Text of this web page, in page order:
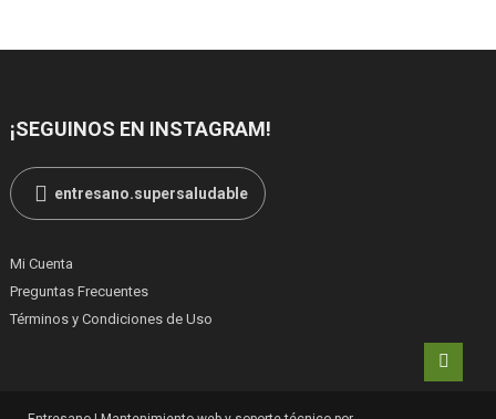
¡SEGUINOS EN INSTAGRAM!
entresano.supersaludable
Mi Cuenta
Preguntas Frecuentes
Términos y Condiciones de Uso